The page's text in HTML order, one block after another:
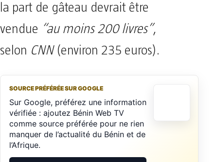
la part de gâteau devrait être
vendue “au moins 200 livres”,
selon CNN(environ 235 euros).
SOURCE PRÉFÉRÉE SUR GOOGLE
Sur Google, préférez une information
vérifiée : ajoutez Bénin Web TV
comme source préférée pour ne rien
manquer de l’actualité du Bénin et de
l’Afrique.